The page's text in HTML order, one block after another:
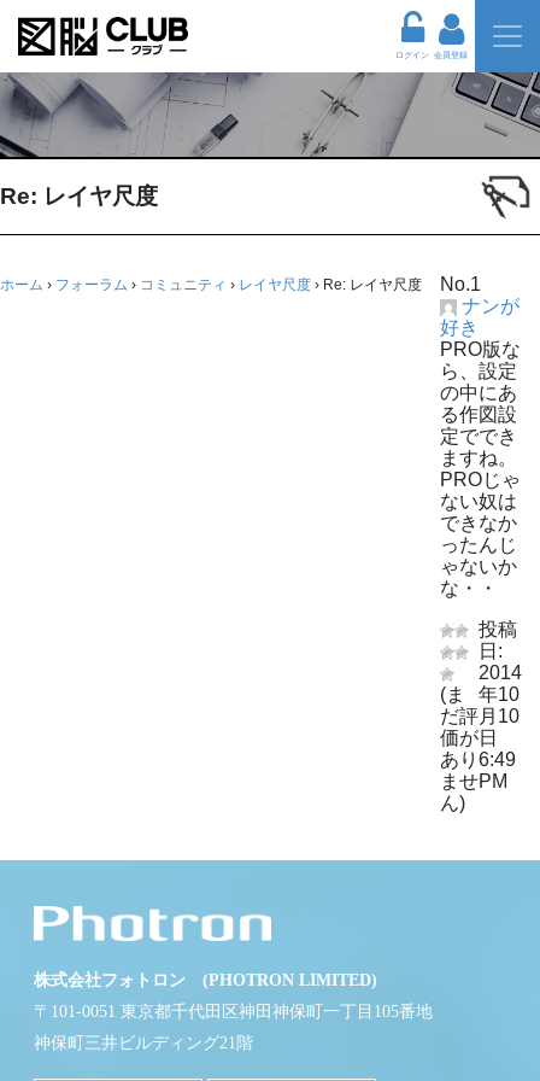
ログイン 会員登録
Re: レイヤ尺度
ホーム › フォーラム › コミュニティ › レイヤ尺度 › Re: レイヤ尺度
No.1
ナンが
好き
PRO版な
ら、設定
の中にあ
る作図設
定ででき
ますね。
PROじゃ
ない奴は
できなか
ったんじ
ゃないか
な・・
(ま
だ評
価が
あり
ませ
ん)
投稿
日:
2014
年10
月10
日
6:49
PM
株式会社フォトロン (PHOTRON LIMITED)
〒101-0051 東京都千代田区神田神保町一丁目105番地
神保町三井ビルディング21階